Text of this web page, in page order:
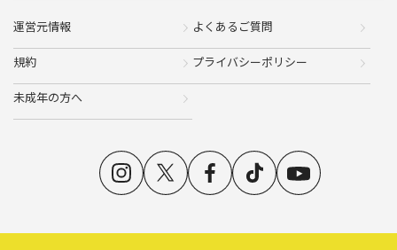
運営元情報 よくあるご質問
規約 プライバシーポリシー
未成年の方へ